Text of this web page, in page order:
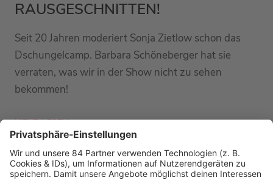
RAUSGESCHNITTEN!
Seit 20 Jahren moderiert Sonja Zietlow schon das
Dschungelcamp. Barbara Schöneberger hat sie
verraten, was wir in der Show nicht zu sehen
bekommen!
MEHR LESEN
PODCAST-GÄSTE: MEHR NEWS